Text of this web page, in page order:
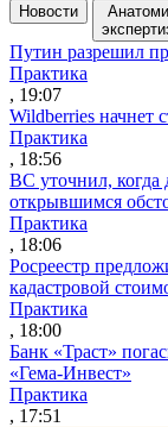
Новости
Путин разрешил
Практика
, 19:07
Wildberries начнет
Практика
, 18:56
ВС уточнил, когда
открывшимся
Практика
, 18:06
Росреестр
кадастровой
Практика
, 18:00
Банк «Траст»
«Гема-Инвест»
Практика
, 17:51